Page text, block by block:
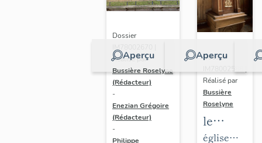
Aperçu
Dossier
IM78002670 |
Réalisé par
Bussière Roselyne
(Rédacteur)
-
Enezian Grégoire
(Rédacteur)
-
Philippe
Aperçu
Dossier
Réalisé par
Bussière
Roselyne
le
mobilier
église